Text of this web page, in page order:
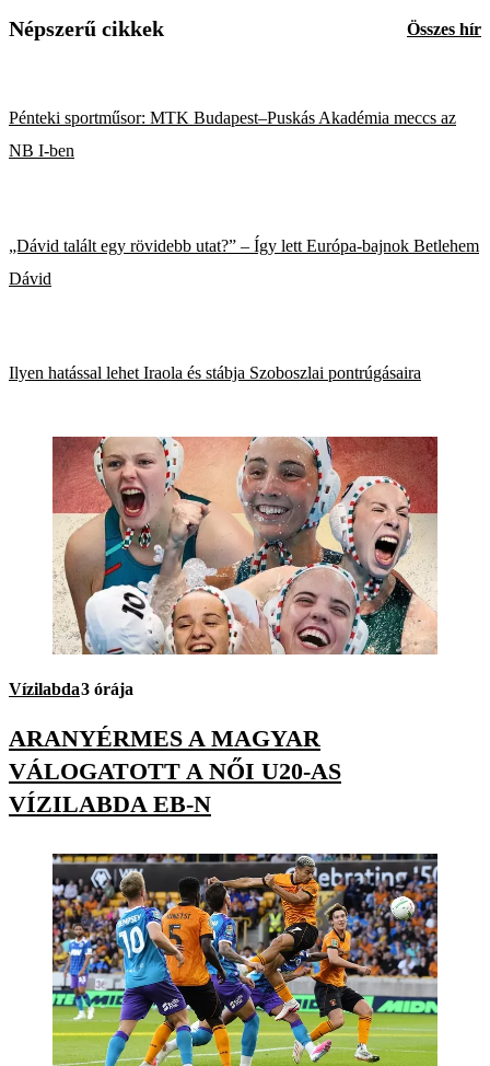
Népszerű cikkek Összes hír
Pénteki sportműsor: MTK Budapest–Puskás Akadémia meccs az
NB I-ben
„Dávid talált egy rövidebb utat?” – Így lett Európa-bajnok Betlehem
Dávid
Ilyen hatással lehet Iraola és stábja Szoboszlai pontrúgásaira
Vízilabda3 órája
ARANYÉRMES A MAGYAR
VÁLOGATOTT A NŐI U20-AS
VÍZILABDA EB-N